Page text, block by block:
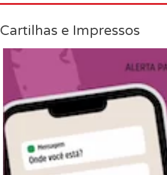
Cartilhas e Impressos